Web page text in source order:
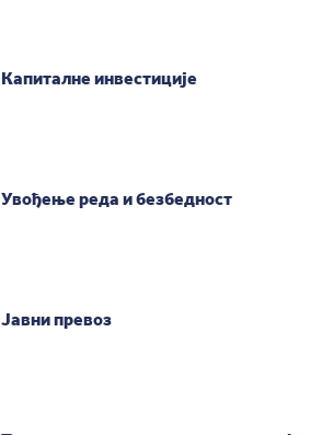
Капиталне инвестиције
Увођење реда и безбедност
Јавни превоз